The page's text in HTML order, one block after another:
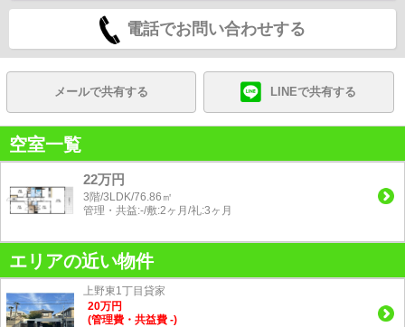
電話でお問い合わせする
メールで共有する LINEで共有する
空室一覧
22万円
3階/3LDK/76.86㎡
管理・共益:-/敷:2ヶ月/礼:3ヶ月
エリアの近い物件
上野東1丁目貸家
20万円
(管理費・共益費 -)